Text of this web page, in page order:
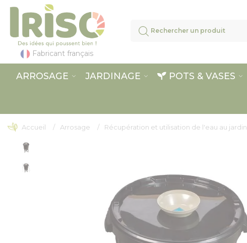
Fabricant français
ARROSAGE JARDINAGE POTS & VASES
Accueil Arrosage Récupération et utilisation de l'eau au jardin
Panneau de gestion des cookies